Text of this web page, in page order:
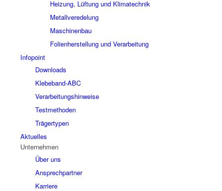
Heizung, Lüftung und Klimatechnik
Metallveredelung
Maschinenbau
Folienherstellung und Verarbeitung
Infopoint
Downloads
Klebeband-ABC
Verarbeitungshinweise
Testmethoden
Trägertypen
Aktuelles
Unternehmen
Über uns
Ansprechpartner
Karriere